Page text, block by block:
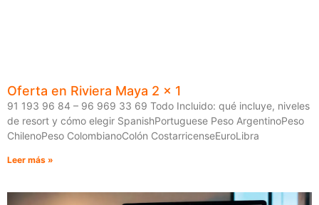
Oferta en Riviera Maya 2 x 1
91 193 96 84 – 96 969 33 69 Todo Incluido: qué incluye, niveles
de resort y cómo elegir SpanishPortuguese Peso ArgentinoPeso
ChilenoPeso ColombianoColón CostarricenseEuroLibra
Leer más »